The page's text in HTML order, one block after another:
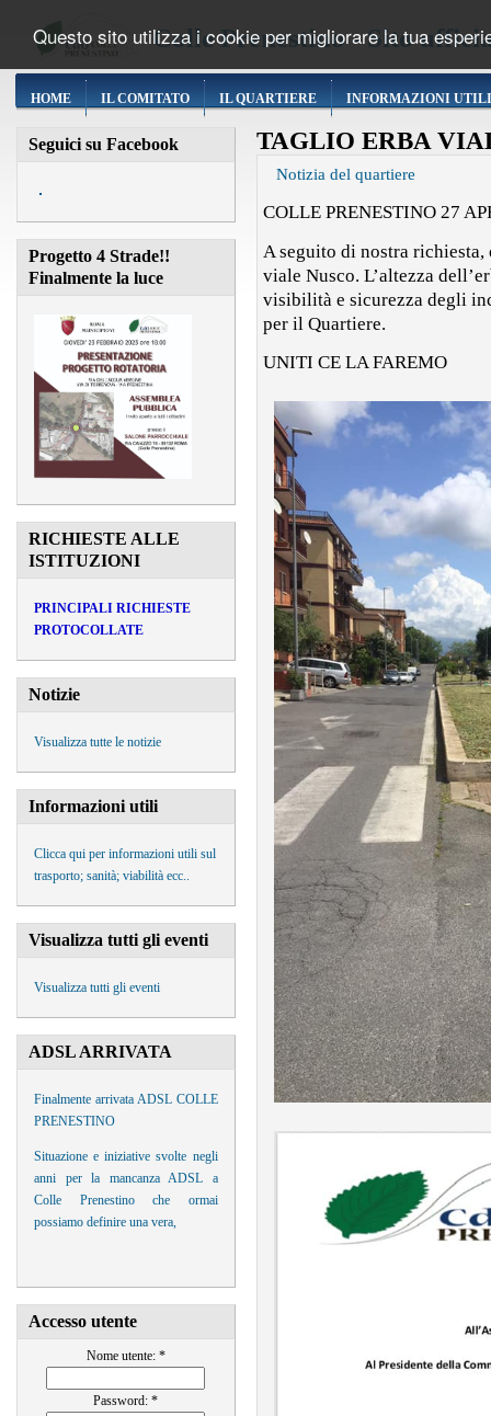
Questo sito utilizza i cookie per migliorare la tua
Colle Prenestino - Sito
HOME IL COMITATO IL QUARTIERE INFORMAZIONI UTILI
Seguici su Facebook
Progetto 4 Strade!!
Finalmente la luce
RICHIESTE ALLE
ISTITUZIONI
PRINCIPALI RICHIESTE
PROTOCOLLATE
Notizie
Visualizza tutte le notizie
Informazioni utili
Clicca qui per informazioni utili sul
trasporto; sanità; viabilità ecc..
Visualizza tutti gli eventi
Visualizza tutti gli eventi
ADSL ARRIVATA
Finalmente arrivata ADSL COLLE
PRENESTINO
Situazione e iniziative svolte negli
anni per la mancanza ADSL a
Colle Prenestino che ormai
possiamo definire una vera,
Accesso utente
Nome utente: *
Password:*
TAGLIO ERBA
Notizia del quartiere
COLLE PRENESTINO 27
A seguito di nostra
viale Nusco. L’altezza
visibilità e sicurezza degli
per il Quartiere.
UNITI CE LA FAREMO